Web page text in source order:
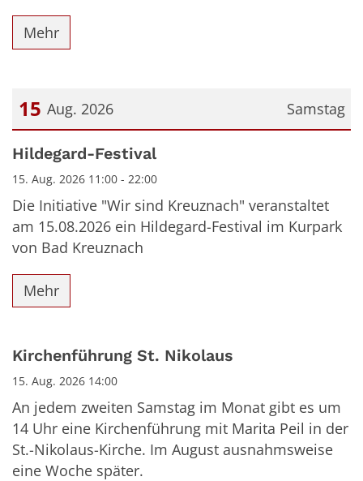
Mehr
Samstag
15 Aug. 2026
Datum: 15. August 2026
Hildegard-Festival
15. Aug. 2026 11:00 - 22:00
Die Initiative "Wir sind Kreuznach" veranstaltet
am 15.08.2026 ein Hildegard-Festival im Kurpark
von Bad Kreuznach
Mehr
Kirchenführung St. Nikolaus
15. Aug. 2026 14:00
An jedem zweiten Samstag im Monat gibt es um
14 Uhr eine Kirchenführung mit Marita Peil in der
St.-Nikolaus-Kirche. Im August ausnahmsweise
eine Woche später.